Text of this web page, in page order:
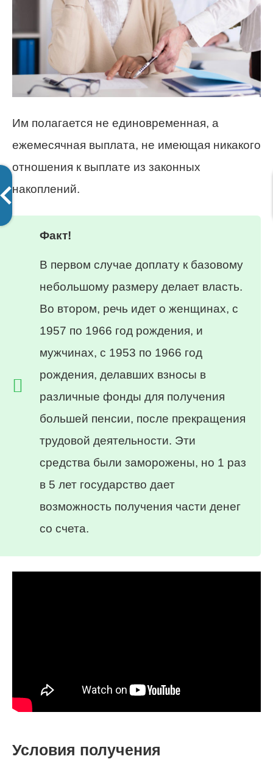
Им полагается не единовременная, а
ежемесячная выплата, не имеющая никакого
отношения к выплате из законных
накоплений.
Факт!
В первом случае доплату к базовому
небольшому размеру делает власть.
Во втором, речь идет о женщинах, с
1957 по 1966 год рождения, и
мужчинах, с 1953 по 1966 год
рождения, делавших взносы в
различные фонды для получения
большей пенсии, после прекращения
трудовой деятельности. Эти
средства были заморожены, но 1 раз
в 5 лет государство дает
возможность получения части денег
со счета.
Условия получения